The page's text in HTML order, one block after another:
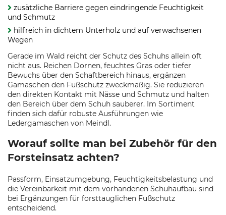
zusätzliche Barriere gegen eindringende Feuchtigkeit
und Schmutz
hilfreich in dichtem Unterholz und auf verwachsenen
Wegen
Gerade im Wald reicht der Schutz des Schuhs allein oft
nicht aus. Reichen Dornen, feuchtes Gras oder tiefer
Bewuchs über den Schaftbereich hinaus, ergänzen
Gamaschen den Fußschutz zweckmäßig. Sie reduzieren
den direkten Kontakt mit Nässe und Schmutz und halten
den Bereich über dem Schuh sauberer. Im Sortiment
finden sich dafür robuste Ausführungen wie
Ledergamaschen von Meindl.
Worauf sollte man bei Zubehör für den
Forsteinsatz achten?
Passform, Einsatzumgebung, Feuchtigkeitsbelastung und
die Vereinbarkeit mit dem vorhandenen Schuhaufbau sind
bei Ergänzungen für forsttauglichen Fußschutz
entscheidend.